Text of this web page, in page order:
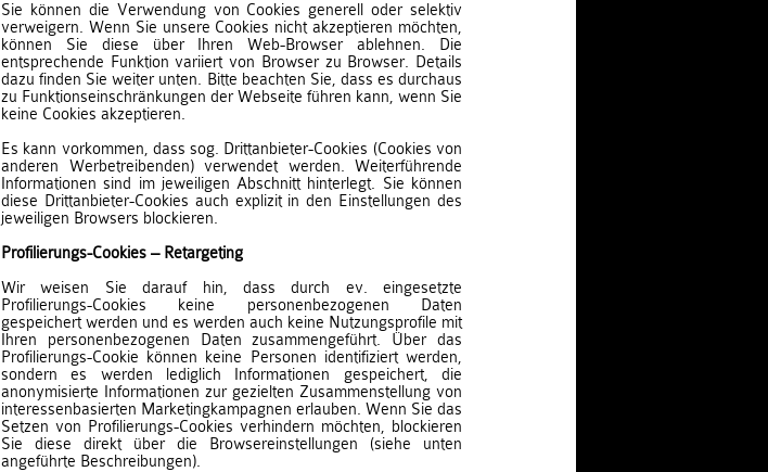
Sie können die Verwendung von Cookies generell oder selektiv
verweigern. Wenn Sie unsere Cookies nicht akzeptieren möchten,
können Sie diese über Ihren Web-Browser ablehnen. Die
entsprechende Funktion variiert von Browser zu Browser. Details
dazu finden Sie weiter unten. Bitte beachten Sie, dass es durchaus
zu Funktionseinschränkungen der Webseite führen kann, wenn Sie
keine Cookies akzeptieren.
Es kann vorkommen, dass sog. Drittanbieter-Cookies (Cookies von
anderen Werbetreibenden) verwendet werden. Weiterführende
Informationen sind im jeweiligen Abschnitt hinterlegt. Sie können
diese Drittanbieter-Cookies auch explizit in den Einstellungen des
jeweiligen Browsers blockieren.
Profilierungs-Cookies – Retargeting
Wir weisen Sie darauf hin, dass durch ev. eingesetzte
Profilierungs-Cookies keine personenbezogenen Daten
gespeichert werden und es werden auch keine Nutzungsprofile mit
Ihren personenbezogenen Daten zusammengeführt. Über das
Profilierungs-Cookie können keine Personen identifiziert werden,
sondern es werden lediglich Informationen gespeichert, die
anonymisierte Informationen zur gezielten Zusammenstellung von
interessenbasierten Marketingkampagnen erlauben. Wenn Sie das
Setzen von Profilierungs-Cookies verhindern möchten, blockieren
Sie diese direkt über die Browsereinstellungen (siehe unten
angeführte Beschreibungen).